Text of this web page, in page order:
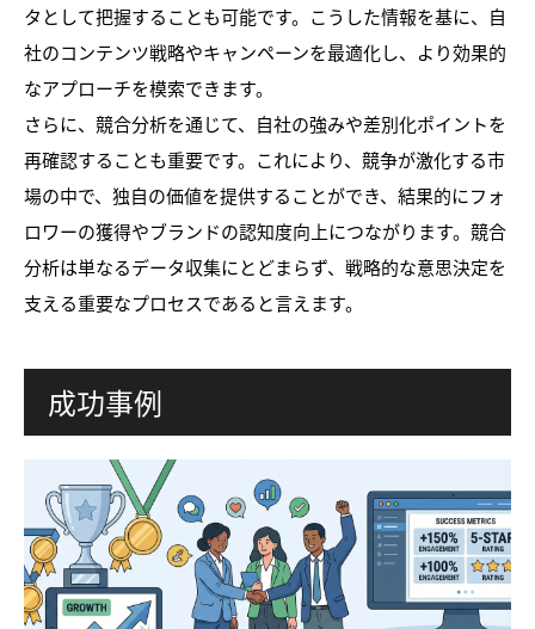
タとして把握することも可能です。こうした情報を基に、自
社のコンテンツ戦略やキャンペーンを最適化し、より効果的
なアプローチを模索できます。
さらに、競合分析を通じて、自社の強みや差別化ポイントを
再確認することも重要です。これにより、競争が激化する市
場の中で、独自の価値を提供することができ、結果的にフォ
ロワーの獲得やブランドの認知度向上につながります。競合
分析は単なるデータ収集にとどまらず、戦略的な意思決定を
支える重要なプロセスであると言えます。
成功事例